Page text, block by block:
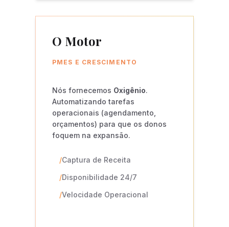
O Motor
PMES E CRESCIMENTO
Nós fornecemos Oxigênio.
Automatizando tarefas
operacionais (agendamento,
orçamentos) para que os donos
foquem na expansão.
/Captura de Receita
/Disponibilidade 24/7
/Velocidade Operacional